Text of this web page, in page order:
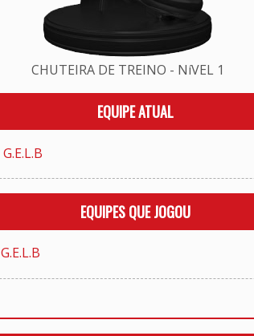
CHUTEIRA DE TREINO - NíVEL 1
EQUIPE ATUAL
G.E.L.B
EQUIPES QUE JOGOU
G.E.L.B